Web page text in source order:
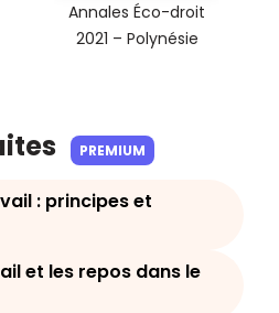
Annales Éco-droit
2021 – Polynésie
PREMIUM
: principes et
et les repos dans le